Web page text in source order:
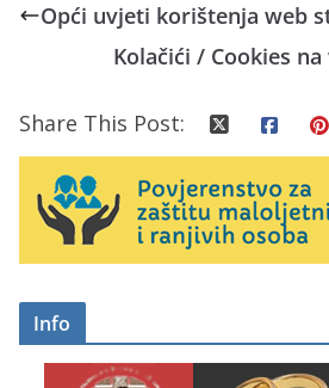
Opći uvjeti korištenja web
Kolačići / Cookies
Share This Post:
Info